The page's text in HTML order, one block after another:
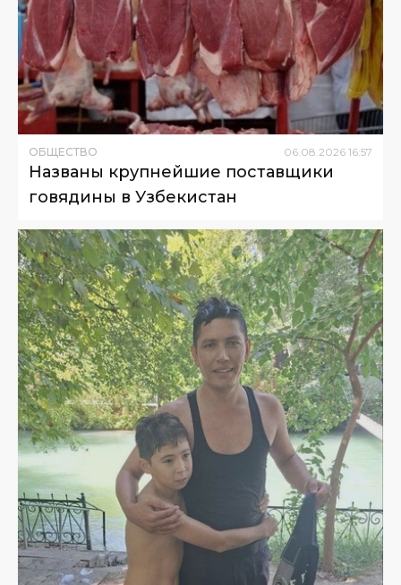
ОБЩЕСТВО 06.08.2026 16:57
Названы крупнейшие поставщики
говядины в Узбекистан